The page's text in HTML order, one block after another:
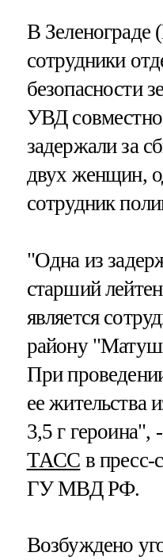
В Зеленограде
сотрудники
безопасности
УВД
задержали за
двух женщин,
сотрудник
"Одна из
старший
является
району
При
ее жительства
3,5 г героина",
ТАСС в пресс-
ГУ МВД РФ.
Возбуждено